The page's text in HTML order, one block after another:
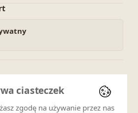
(odpłatnie)
ciasteczek
zgodę na używanie przez nas